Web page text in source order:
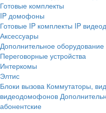
Готовые комплекты
IP домофоны
Готовые IP комплекты IP
Аксессуары
Дополнительное оборудование
Переговорные устройства
Интеркомы
Элтис
Блоки вызова Коммутаторы,
видеодомофонов
абонентские